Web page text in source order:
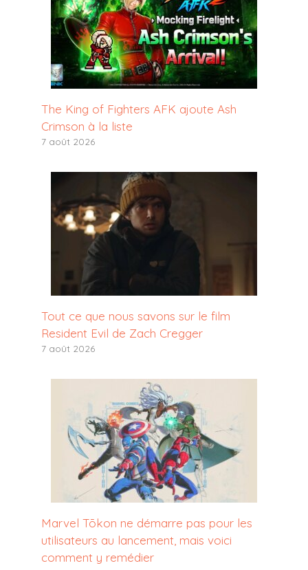
The King of Fighters AFK ajoute Ash
Crimson à la liste
7 août 2026
Tout ce que nous savons sur le film
Resident Evil de Zach Cregger
7 août 2026
Marvel Tōkon ne démarre pas pour les
utilisateurs au lancement, mais voici
comment y remédier